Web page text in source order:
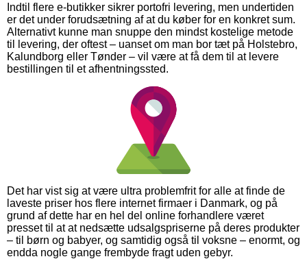
Indtil flere e-butikker sikrer portofri levering, men undertiden
er det under forudsætning af at du køber for en konkret sum.
Alternativt kunne man snuppe den mindst kostelige metode
til levering, der oftest – uanset om man bor tæt på Holstebro,
Kalundborg eller Tønder – vil være at få dem til at levere
bestillingen til et afhentningssted.
Det har vist sig at være ultra problemfrit for alle at finde de
laveste priser hos flere internet firmaer i Danmark, og på
grund af dette har en hel del online forhandlere været
presset til at at nedsætte udsalgspriserne på deres produkter
– til børn og babyer, og samtidig også til voksne – enormt, og
endda nogle gange frembyde fragt uden gebyr.